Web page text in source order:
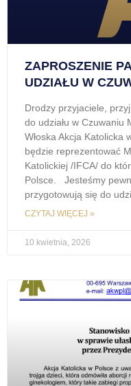
ZAPROSZENIE
UDZIAŁU W
Drodzy przyjaciele,
do udziału w Czuwaniu
Włoska Akcja Katolicka
będzie reprezentować
Katolickiej /IFCA/ do
Polsce. Jesteśmy
przygotowują się do
CZYTAJ WIĘCEJ »
10 kwietnia, 2026